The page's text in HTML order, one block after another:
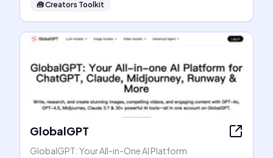
🧰Creators Toolkit
GlobalGPT
GlobalGPT: Your All-in-One AI Platform